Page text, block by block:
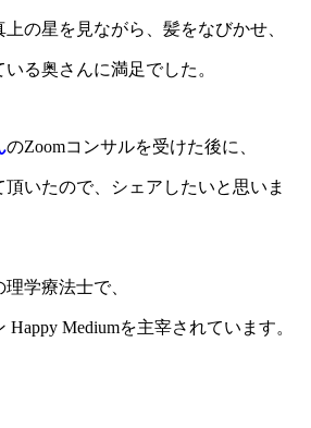
上の星を見ながら 、髪をなびかせ、
る奥さんに満足でした。
のZoomコンサルを受けた後に、
いたので、シェアしたいと思いま
学療法士で、
Mediumを主宰されています。